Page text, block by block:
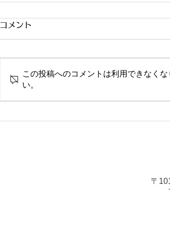
コメント
この投稿へのコメントは利用できなく
い。
〒